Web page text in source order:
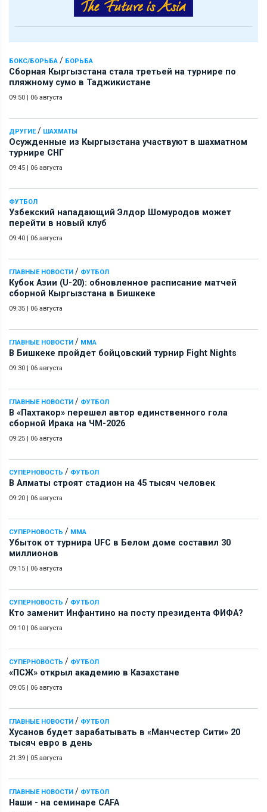
БОКС/БОРЬБА / БОРЬБА
Сборная Кыргызстана стала третьей на турнире по
пляжному сумо в Таджикистане
09:50 | 06 августа
ДРУГИЕ/ ШАХМАТЫ
Осужденные из Кыргызстана участвуют в шахматном
турнире СНГ
09:45 | 06 августа
ФУТБОЛ
Узбекский нападающий Элдор Шомуродов может
перейти в новый клуб
09:40 | 06 августа
ГЛАВНЫЕ НОВОСТИ / ФУТБОЛ
Кубок Азии (U-20): обновленное расписание матчей
сборной Кыргызстана в Бишкеке
09:35 | 06 августа
ГЛАВНЫЕ НОВОСТИ / ММА
В Бишкеке пройдет бойцовский турнир Fight Nights
09:30 | 06 августа
ГЛАВНЫЕ НОВОСТИ / ФУТБОЛ
В «Пахтакор» перешел автор единственного гола
сборной Ирака на ЧМ-2026
09:25 | 06 августа
СУПЕРНОВОСТЬ / ФУТБОЛ
В Алматы строят стадион на 45 тысяч человек
09:20 | 06 августа
СУПЕРНОВОСТЬ / ММА
Убыток от турнира UFC в Белом доме составил 30
миллионов
09:15 | 06 августа
СУПЕРНОВОСТЬ / ФУТБОЛ
Кто заменит Инфантино на посту президента ФИФА?
09:10 | 06 августа
СУПЕРНОВОСТЬ / ФУТБОЛ
«ПСЖ» открыл академию в Казахстане
09:05 | 06 августа
ГЛАВНЫЕ НОВОСТИ / ФУТБОЛ
Хусанов будет зарабатывать в «Манчестер Сити» 20
тысяч евро в день
21:39 | 05 августа
ГЛАВНЫЕ НОВОСТИ / ФУТБОЛ
Наши - на семинаре СAFA